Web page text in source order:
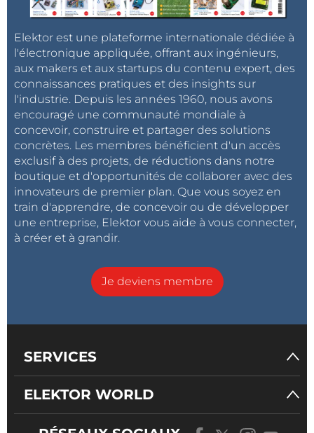
Elektor est une plateforme internationale dédiée à
l'électronique appliquée, offrant aux ingénieurs,
aux makers et aux startups du contenu expert, des
connaissances pratiques et des insights sur
l'industrie. Depuis les années 1960, nous avons
encouragé une communauté mondiale à
concevoir, construire et partager des solutions
concrètes. Les membres bénéficient d'un accès
exclusif à des projets, de réductions dans notre
boutique et d'opportunités de collaborer avec des
innovateurs de premier plan. Que vous soyez en
train d'apprendre, de concevoir ou de développer
une entreprise, Elektor vous aide à vous connecter,
à créer et à grandir.
Je deviens membre
SERVICES
ELEKTOR WORLD